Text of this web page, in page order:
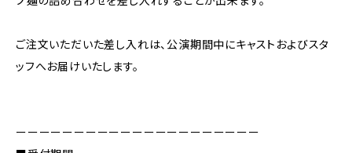
ご注文いただいた差し入れは、公演期間中にキャストおよびスタ
ッフへお届けいたします。
ーーーーーーーーーーーーーーーーーーーーー